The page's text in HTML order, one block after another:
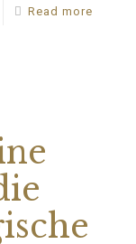
Read more